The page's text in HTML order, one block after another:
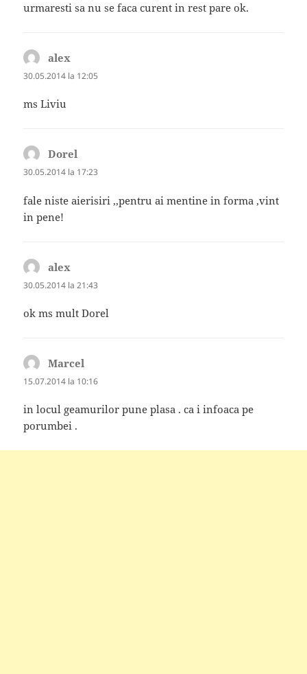
urmaresti sa nu se faca curent in rest pare ok.
alex
30.05.2014 la 12:05
ms Liviu
Dorel
30.05.2014 la 17:23
fale niste aierisiri ,,pentru ai mentine in forma ,vint
in pene!
alex
30.05.2014 la 21:43
ok ms mult Dorel
Marcel
15.07.2014 la 10:16
in locul geamurilor pune plasa . ca i infoaca pe
porumbei .